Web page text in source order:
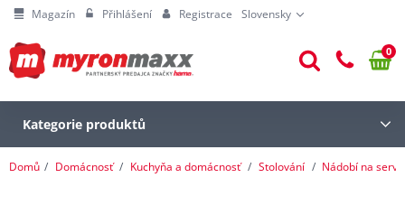
Magazín Přihlášení Registrace Slovensky
0
Kategorie produktů
Domů Domácnosť Kuchyňa a domácnosť Stolování Nádobí na